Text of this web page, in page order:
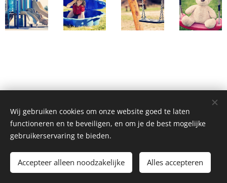
©2018 weddingcrechers
Mogelijk gemaakt doorWebnode Cookies
Wij gebruiken cookies om onze website goed te laten
functioneren en te beveiligen, en om je de best mogelijke
gebruikerservaring te bieden.
Accepteer alleen noodzakelijke Alles accepteren